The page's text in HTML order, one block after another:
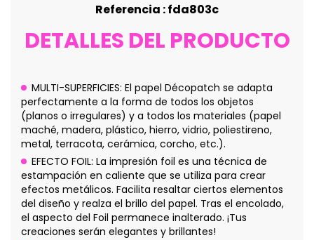
Referencia : fda803c
DETALLES DEL PRODUCTO
MULTI-SUPERFICIES: El papel Décopatch se adapta
perfectamente a la forma de todos los objetos
(planos o irregulares) y a todos los materiales (papel
maché, madera, plástico, hierro, vidrio, poliestireno,
metal, terracota, cerámica, corcho, etc.).
EFECTO FOIL: La impresión foil es una técnica de
estampación en caliente que se utiliza para crear
efectos metálicos. Facilita resaltar ciertos elementos
del diseño y realza el brillo del papel. Tras el encolado,
el aspecto del Foil permanece inalterado. ¡Tus
creaciones serán elegantes y brillantes!